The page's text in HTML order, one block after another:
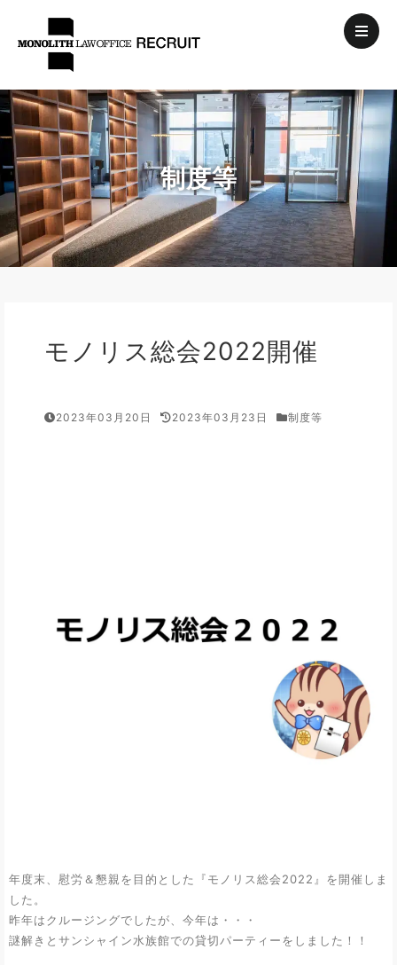
制度等
モノリス総会2022開催
2023年03月20日 2023年03月23日 制度等
年度末、慰労＆懇親を目的とした『モノリス総会2022』を開催しま
した。
昨年はクルージングでしたが、今年は・・・
謎解きとサンシャイン水族館での貸切パーティーをしました！！